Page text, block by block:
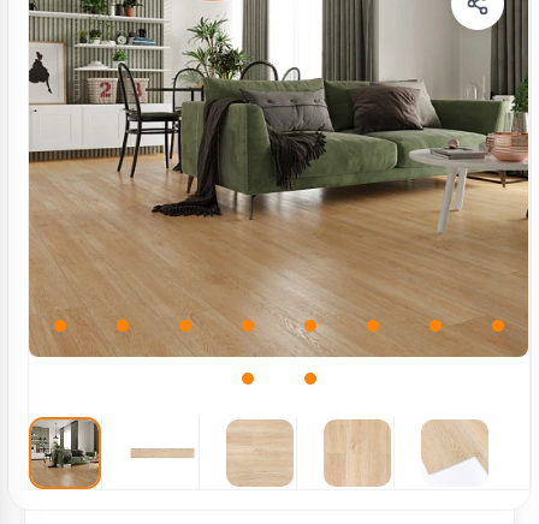
Инженерная доска
Паркетная доска
Террасная доска
Пробковое покрытие
Ковровая плитка
Плинтус
Строительные материалы